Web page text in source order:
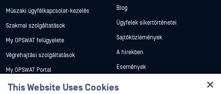
Műszaki ügyfélkapcsolat-kezelés
Szakmai szolgáltatások
My OPSWAT felügyelete
Végrehajtási szolgáltatások
My OPSWAT Portal
Műszaki dokumentáció
Blog
Ügyfelek sikertörténetei
Sajtóközlemények
A hírekben
Események
This Website Uses Cookies